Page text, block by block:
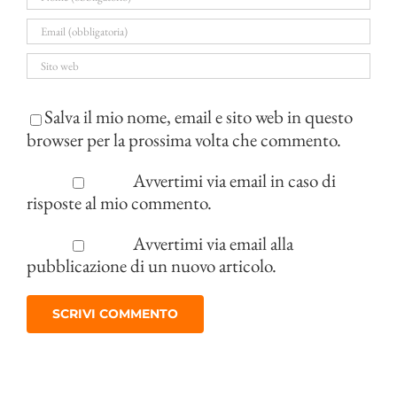
Salva il mio nome, email e sito web in questo
browser per la prossima volta che commento.
Avvertimi via email in caso di
risposte al mio commento.
Avvertimi via email alla
pubblicazione di un nuovo articolo.